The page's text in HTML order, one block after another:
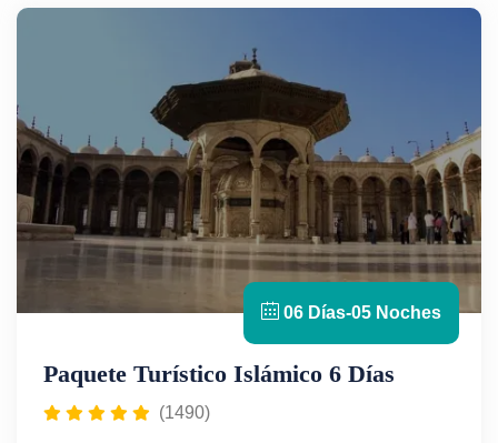
maravillas faraónicas,sin crucero por el Nilo.
06 Días-05 Noches
Paquete Turístico Islámico 6 Días
(1490)